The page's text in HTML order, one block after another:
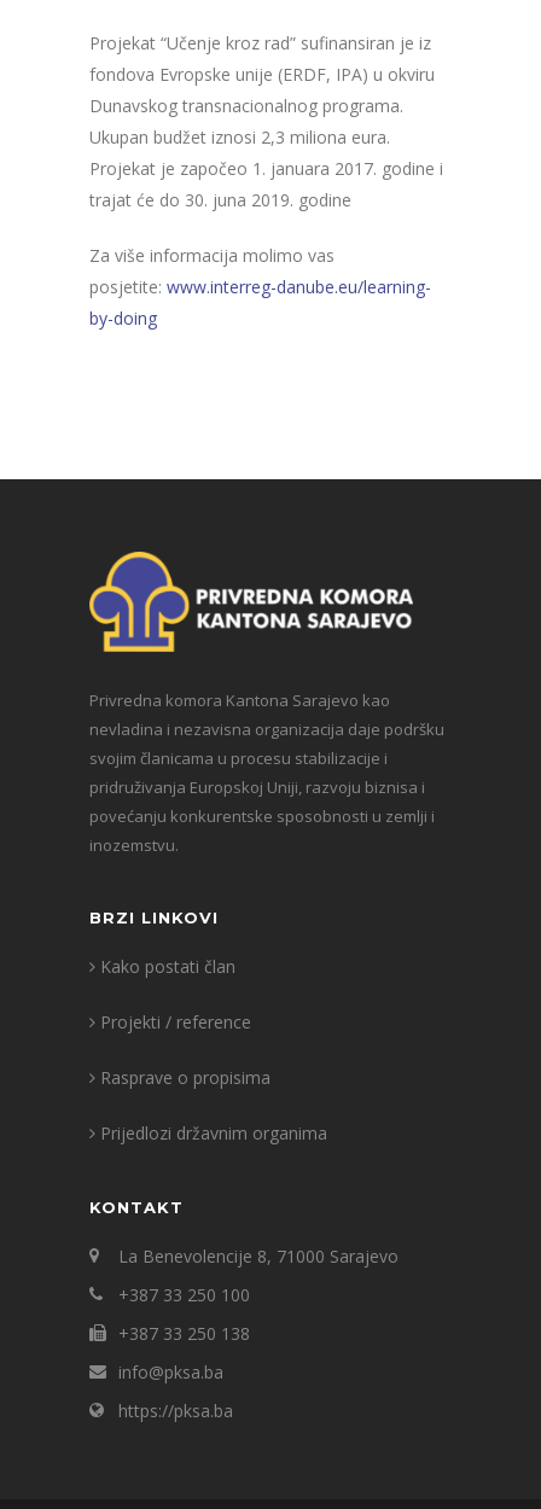
Projekat “Učenje kroz rad” sufinansiran je iz
fondova Evropske unije (ERDF, IPA) u okviru
Dunavskog transnacionalnog programa.
Ukupan budžet iznosi 2,3 miliona eura.
Projekat je započeo 1. januara 2017. godine i
trajat će do 30. juna 2019. godine
Za više informacija molimo vas
posjetite: www.interreg-danube.eu/learning-
by-doing
Privredna komora Kantona Sarajevo kao
nevladina i nezavisna organizacija daje podršku
svojim članicama u procesu stabilizacije i
pridruživanja Europskoj Uniji, razvoju biznisa i
povećanju konkurentske sposobnosti u zemlji i
inozemstvu.
BRZI LINKOVI
Kako postati član
Projekti / reference
Rasprave o propisima
Prijedlozi državnim organima
KONTAKT
La Benevolencije 8, 71000 Sarajevo
+387 33 250 100
+387 33 250 138
info@pksa.ba
https://pksa.ba